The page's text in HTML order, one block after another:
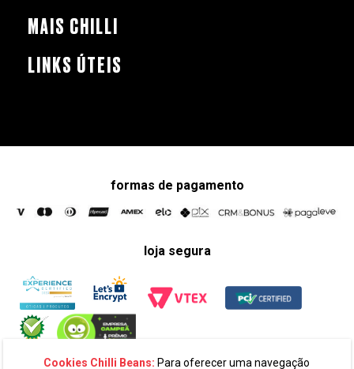
Cookies Chilli Beans: Para oferecer uma navegação
MAIS CHILLI
LINKS ÚTEIS
formas de pagamento
loja segura